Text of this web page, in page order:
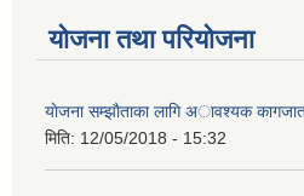
योजना तथा परियोजना
याेजना सम्झाैताका लागि अावश्यक
मिति: 12/05/2018 - 15:32